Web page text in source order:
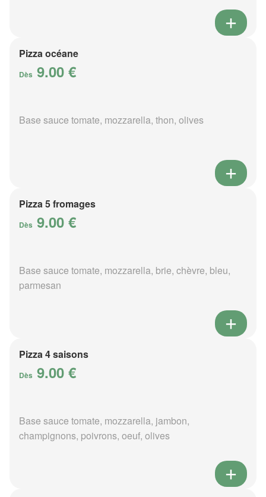
Pizza océane
Dès 9.00 €
Base sauce tomate, mozzarella, thon, olives
Pizza 5 fromages
Dès 9.00 €
Base sauce tomate, mozzarella, brie, chèvre, bleu,
parmesan
Pizza 4 saisons
Dès 9.00 €
Base sauce tomate, mozzarella, jambon,
champignons, poivrons, oeuf, olives